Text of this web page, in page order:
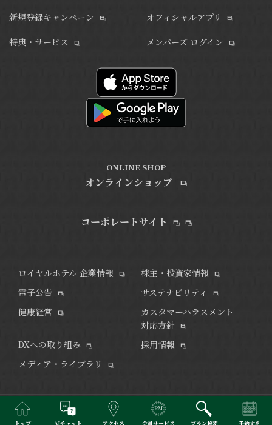
新規登録キャンペーン
特典・サービス
オフィシャルアプリ
メンバーズ ログイン
ONLINE SHOP
オンラインショップ
コーポレートサイト
ロイヤルホテル 企業情報
株主・投資家情報
電子公告
サステナビリティ
健康経営
カスタマーハラスメント
対応方針
DXへの取り組み
採用情報
メディア・ライブラリ
また訪れたくなる、 京の奥深さに触れるホテル。